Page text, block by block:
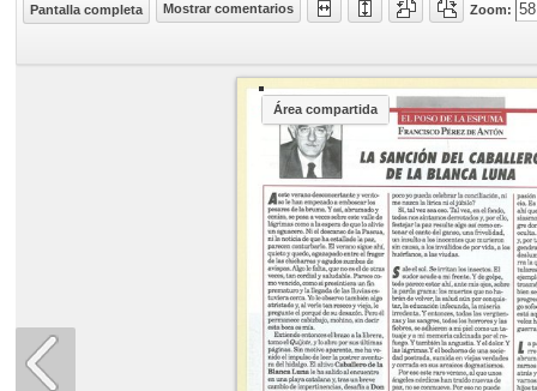
Pantalla completa Mostrar comentarios Zoom: